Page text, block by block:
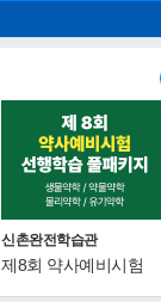
신촌완전학습관
제8회 약사예비시험